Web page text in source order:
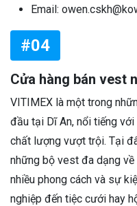
Email:
#04
Cửa hàng bán vest
VITIMEX là một trong
đầu tại Dĩ An, nổi tiếng
chất lượng vượt trội. Tại
những bộ vest đa dạng về
nhiều phong cách và sự
nghiệp đến tiệc cưới hay